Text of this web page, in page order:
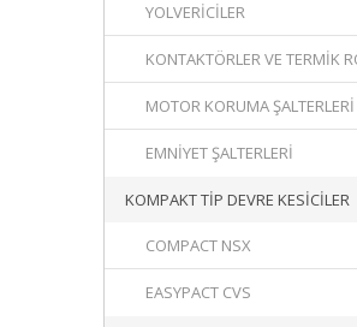
YOLVERICILER
KONTAKTÖRLER VE TERMIK
MOTOR KORUMA ŞALTERLERI
EMNIYET ŞALTERLERI
KOMPAKT TIP DEVRE KESICILER
COMPACT NSX
EASYPACT CVS